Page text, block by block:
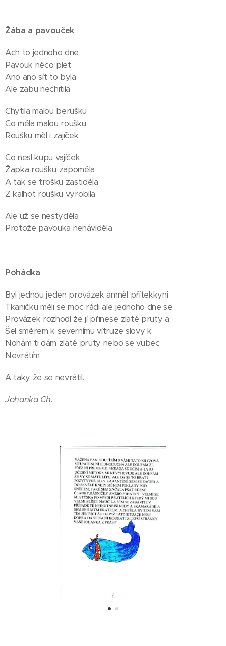
Žába a pavouček
Ach to jednoho dne
Pavouk něco plet
Ano ano sít to byla
Ale zabu nechitila
Chytila malou berušku
Co měla malou roušku
Roušku měl i zajíček
Co nesl kupu vajíček
Žapka roušku zapoměla
A tak se trošku zastiděla
Z kalhot roušku vyrobila
Ale už se nestyděla
Protože pavouka nenáviděla
Pohádka
Byl jednou jeden provázek amněl přítekkyni
Tkaničku měli se moc rádi ale jednoho dne se
Provázek rozhodl že jí přinese zlaté pruty a
Šel směrem k severnímu vítruze slovy k
Nohám ti dám zlaté pruty nebo se vubec
Nevrátím
A taky že se nevrátil.
Johanka Ch.